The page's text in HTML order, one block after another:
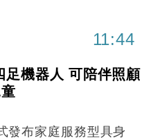
14個月 珠寶鐘錶銷售升勢
元回購 派息比率目標維持
11:44
足機器人 可陪伴照顧
發布家庭服務型具身